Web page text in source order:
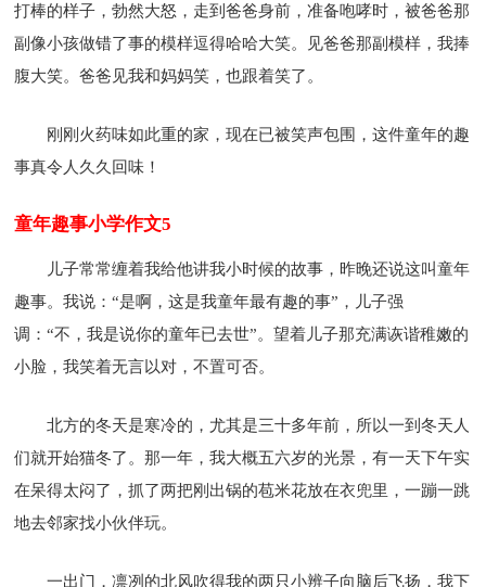
打棒的样子，勃然大怒，走到爸爸身前，准备咆哮时，被爸爸那
副像小孩做错了事的模样逗得哈哈大笑。见爸爸那副模样，我捧
腹大笑。爸爸见我和妈妈笑，也跟着笑了。
刚刚火药味如此重的家，现在已被笑声包围，这件童年的趣
事真令人久久回味！
童年趣事小学作文5
儿子常常缠着我给他讲我小时候的故事，昨晚还说这叫童年
趣事。我说：“是啊，这是我童年最有趣的事”，儿子强
调：“不，我是说你的童年已去世”。望着儿子那充满诙谐稚嫩的
小脸，我笑着无言以对，不置可否。
北方的冬天是寒冷的，尤其是三十多年前，所以一到冬天人
们就开始猫冬了。那一年，我大概五六岁的光景，有一天下午实
在呆得太闷了，抓了两把刚出锅的苞米花放在衣兜里，一蹦一跳
地去邻家找小伙伴玩。
一出门，凛冽的北风吹得我的两只小辨子向脑后飞扬，我下